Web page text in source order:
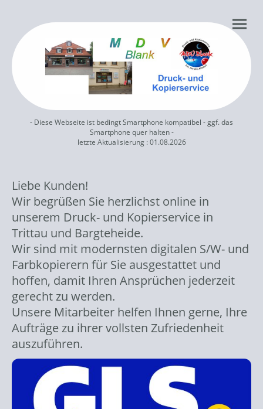
- Diese Webseite ist bedingt Smartphone kompatibel - ggf. das
Smartphone quer halten -
letzte Aktualisierung : 01.08.2026
Liebe Kunden!
Wir begrüßen Sie herzlichst online in
unserem Druck- und Kopierservice in
Trittau und Bargteheide.
Wir sind mit modernsten digitalen S/W- und
Farbkopierern für Sie ausgestattet und
hoffen, damit Ihren Ansprüchen jederzeit
gerecht zu werden.
Unsere Mitarbeiter helfen Ihnen gerne, Ihre
Aufträge zu ihrer vollsten Zufriedenheit
auszuführen.